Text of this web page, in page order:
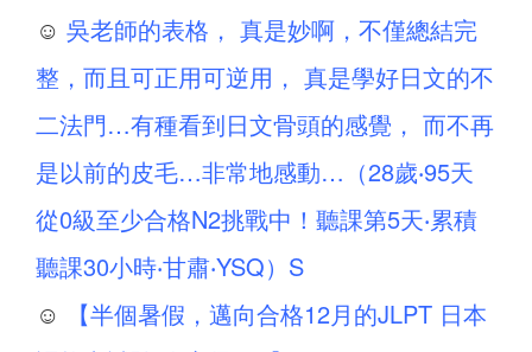
☺ 吳老師的表格， 真是妙啊，不僅總結完
整，而且可正用可逆用， 真是學好日文的不
二法門…有種看到日文骨頭的感覺， 而不再
是以前的皮毛…非常地感動…（28歲‧95天
從0級至少合格N2挑戰中！聽課第5天‧累積
聽課30小時‧甘肅‧YSQ）S
☺
【半個暑假，邁向合格12月的JLPT 日本